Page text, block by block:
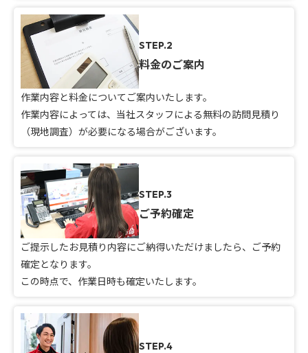
STEP.2
料金のご案内
作業内容と料金についてご案内いたします。
作業内容によっては、当社スタッフによる無料の訪問見積り
（現地調査）が必要になる場合がございます。
STEP.3
ご予約確定
ご提示したお見積り内容にご納得いただけましたら、ご予約
確定となります。
この時点で、作業日時も確定いたします。
STEP.4